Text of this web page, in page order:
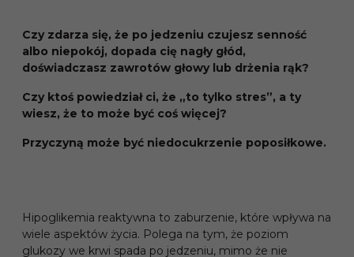
Czy zdarza się, że po jedzeniu czujesz senność
albo niepokój, dopada cię nagły głód,
doświadczasz zawrotów głowy lub drżenia rąk?
Czy ktoś powiedział ci, że „to tylko stres”, a ty
wiesz, że to może być coś więcej?
Przyczyną może być niedocukrzenie poposiłkowe.
Hipoglikemia reaktywna to zaburzenie, które wpływa na
wiele aspektów życia. Polega na tym, że poziom
glukozy we krwi spada po jedzeniu, mimo że nie